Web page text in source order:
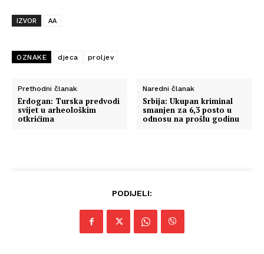
IZVOR AA
OZNAKE djeca proljev
Prethodni članak
Erdogan: Turska predvodi
svijet u arheološkim
otkrićima
Naredni članak
Srbija: Ukupan kriminal
smanjen za 6,3 posto u
odnosu na prošlu godinu
PODIJELI: